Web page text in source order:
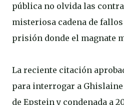
pública no olvida las
misteriosa cadena de
prisión donde el magnate
La reciente citación
para interrogar a
de Epstein y condenada a